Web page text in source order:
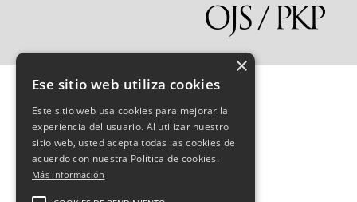
×
Ese sitio web utiliza cookies
Este sitio web usa cookies para mejorar la
experiencia del usuario. Al utilizar nuestro
sitio web, usted acepta todas las cookies de
acuerdo con nuestra Política de cookies.
Más información